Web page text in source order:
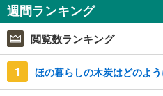
週間ランキング
閲覧数ランキング
1 ほの暮らしの木炭はどのよ